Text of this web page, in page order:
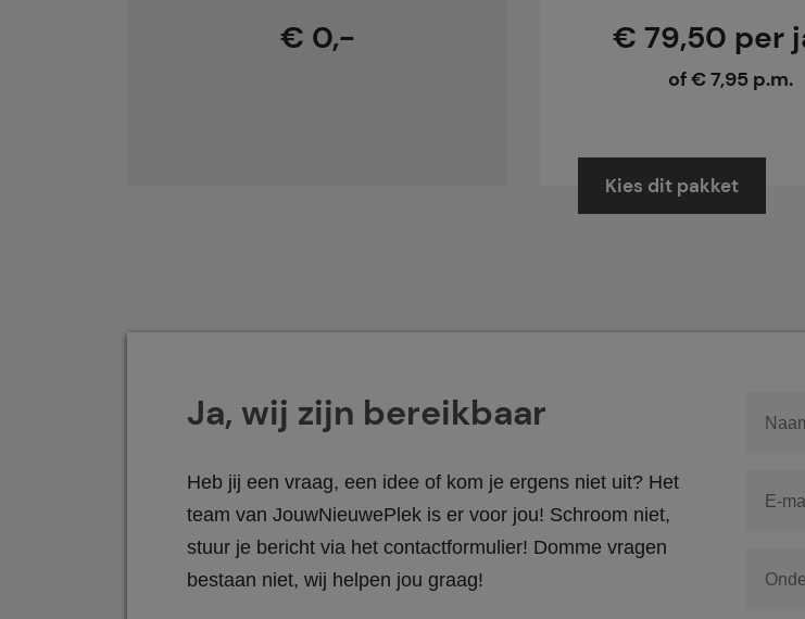
€ 0,- € 79,50 per
of € 7,95 p.m.
Kies dit pakket
Ja, wij zijn bereikbaar
Heb jij een vraag, een idee of kom je ergens niet uit? Het
team van JouwNieuwePlek is er voor jou! Schroom niet,
stuur je bericht via het contactformulier! Domme vragen
bestaan niet, wij helpen jou graag!